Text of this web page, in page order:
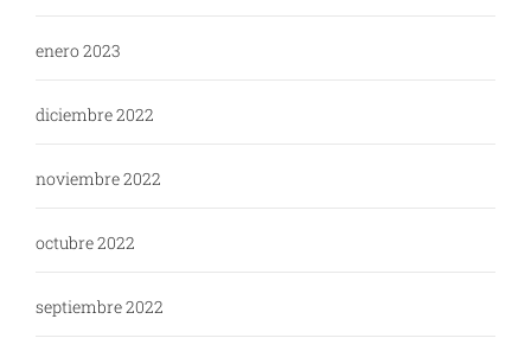
enero 2023
diciembre 2022
noviembre 2022
octubre 2022
septiembre 2022